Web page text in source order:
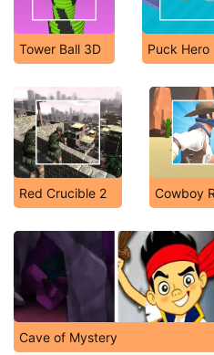
Tower Ball 3D Puck Hero
Red Crucible 2 Cowboy
Cave of Mystery